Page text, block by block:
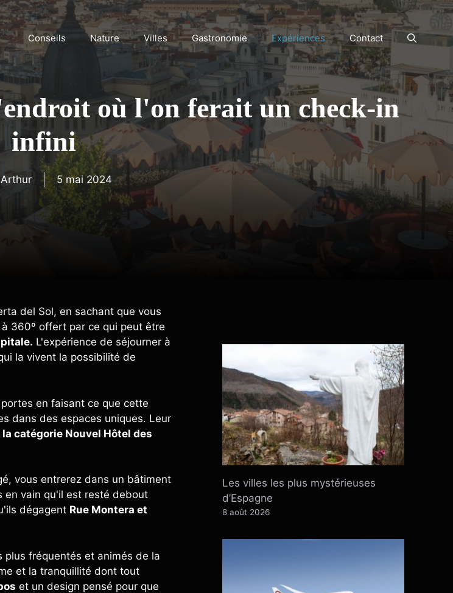
Conseils Nature Villes Gastronomie Expériences Contact
où l'on ferait un check-in
infini
Arthur 5 mai 2024
del Sol, en sachant que vous
360º offert par ce qui peut être
L'expérience de séjourner à
la vivent la possibilité de
en faisant ce que cette
dans des espaces uniques. Leur
catégorie Nouvel Hôtel des
vous entrerez dans un bâtiment
en vain qu'il est resté debout
dégagent Rue Montera et
fréquentés et animés de la
et la tranquillité dont tout
et un design pensé pour que
Les villes les plus mystérieuses
d’Espagne
8 août 2026